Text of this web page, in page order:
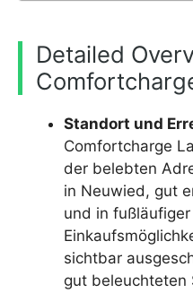
Detailed
Standort und
Comfortcharge
der belebten
in Neuwied, gut
und in
sichtbar
gut beleuchteten